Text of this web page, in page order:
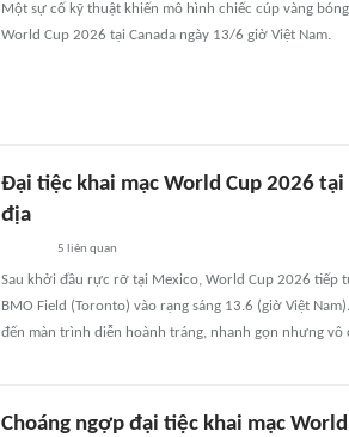
Một sự cố kỹ thuật khiến mô hình chiếc cúp vàng
World Cup 2026 tại Canada ngày 13/6 giờ Việt Nam.
Đại tiệc khai mạc World Cup 2026 tại
địa
5 liên quan
Sau khởi đầu rực rỡ tại Mexico, World Cup 2026 tiếp
BMO Field (Toronto) vào rạng sáng 13.6 (giờ Việt
đến màn trình diễn hoành tráng, nhanh gọn nhưng vô
Choáng ngợp đại tiệc khai mạc